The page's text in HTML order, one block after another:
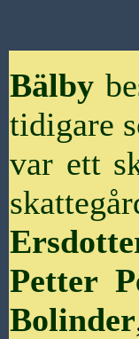
Bälby
tidigare
var ett
Petter
Bolinder